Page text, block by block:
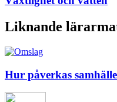
Liknande
Hur påverkas